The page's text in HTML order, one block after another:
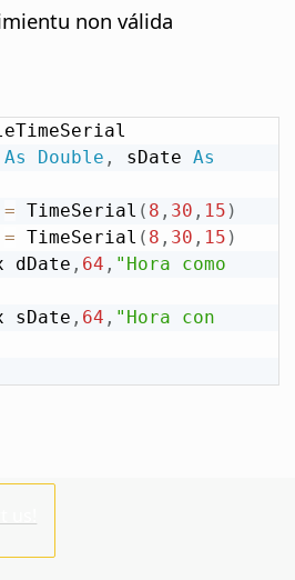
non válida
As Double , sDate As
= TimeSerial ( 8 , 30 , 15 )
= TimeSerial ( 8 , 30 , 15 )
dDate
, 64 , "Hora como
sDate
, 64 , "Hora con